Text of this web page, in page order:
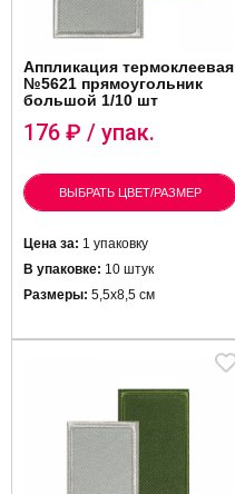
Аппликация термоклеевая
№5621 прямоугольник
большой 1/10 шт
176 ₽ / упак.
ВЫБРАТЬ ЦВЕТ/РАЗМЕР
Цена за: 1 упаковку
В упаковке: 10 штук
Размеры: 5,5х8,5 см